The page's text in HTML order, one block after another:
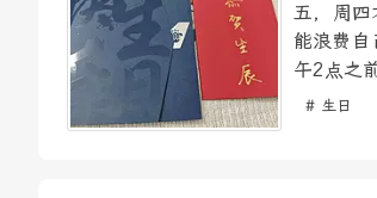
五，周四
能浪费自
午2点之
# 生日